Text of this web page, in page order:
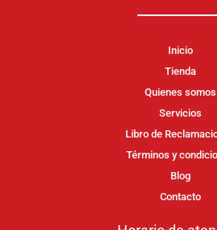
Inicio
Tienda
Quienes somos
Servicios
Libro de
Términos y
Blog
Contacto